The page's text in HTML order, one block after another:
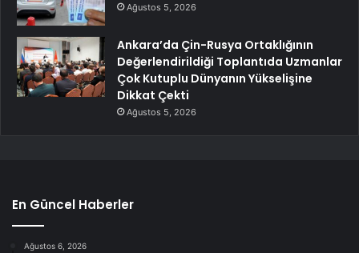
Ağustos 5, 2026
Ankara’da Çin-Rusya Ortaklığının
Değerlendirildiği Toplantıda Uzmanlar
Çok Kutuplu Dünyanın Yükselişine
Dikkat Çekti
Ağustos 5, 2026
En Güncel Haberler
Ağustos 6, 2026